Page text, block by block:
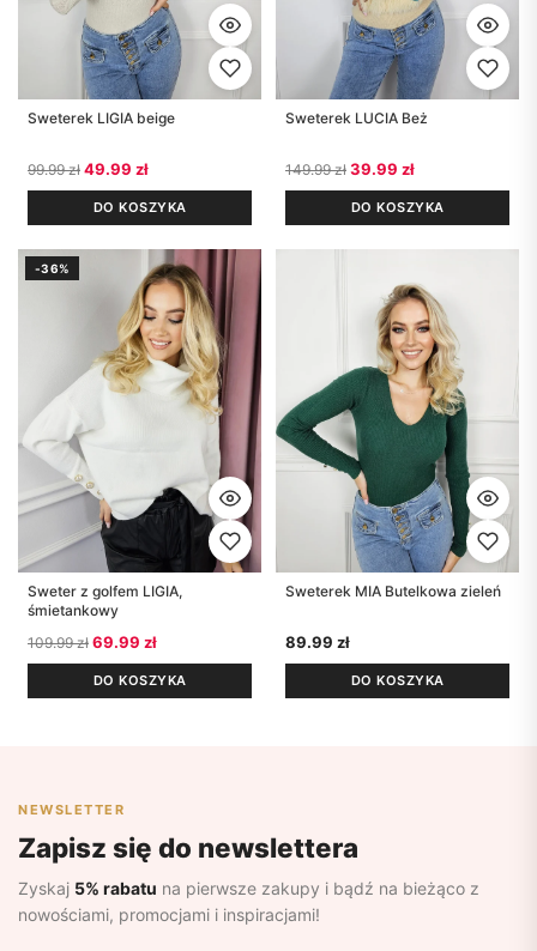
Sweterek LIGIA beige
99.99zł Pierwotna cena wynosiła: 99.99 zł.
49.99 złAktualna cena wynosi: 49.99 zł.
DO KOSZYKA
Sweterek LUCIA Beż
149.99zł Pierwotna cena
39.99 złAktualna cena
DO KOSZYKA
-36%
Sweter z golfem LIGIA,
śmietankowy
109.99zł Pierwotna cena wynosiła: 109.99 zł.
69.99 złAktualna cena wynosi: 69.99 zł.
DO KOSZYKA
Sweterek MIA Butelkowa zieleń
89.99 zł
DO KOSZYKA
NEWSLETTER
Zapisz się do newslettera
Zyskaj 5% rabatu na pierwsze zakupy i bądź na bieżąco z
nowościami, promocjami i inspiracjami!